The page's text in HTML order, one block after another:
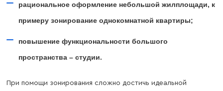
рациональное оформление небольшой жилплощади, к
примеру зонирование однокомнатной квартиры;
повышение функциональности большого
пространства – студии.
При помощи зонирования сложно достичь идеальной